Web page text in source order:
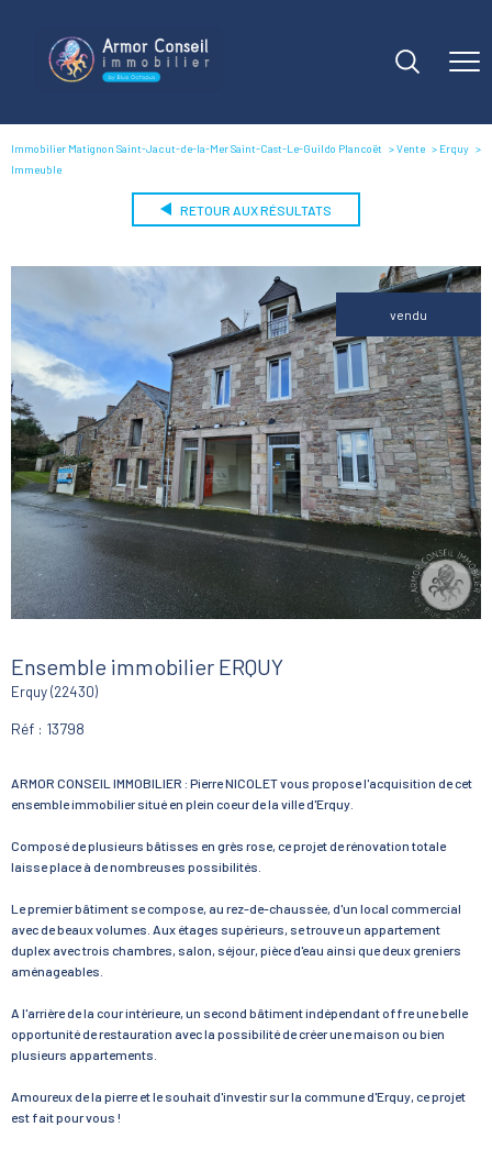
Immobilier Matignon Saint-Jacut-de-la-Mer Saint-Cast-Le-Guildo Plancoët Vente
Erquy
Immeuble
RETOUR AUX RÉSULTATS
vendu
Ensemble immobilier ERQUY
Erquy (22430)
Réf : 13798
ARMOR CONSEIL IMMOBILIER : Pierre NICOLET vous propose l'acquisition de cet
ensemble immobilier situé en plein coeur de la ville d'Erquy.
Composé de plusieurs bâtisses en grès rose, ce projet de rénovation totale
laisse place à de nombreuses possibilités.
Le premier bâtiment se compose, au rez-de-chaussée, d'un local commercial
avec de beaux volumes. Aux étages supérieurs, se trouve un appartement
duplex avec trois chambres, salon, séjour, pièce d'eau ainsi que deux greniers
aménageables.
A l'arrière de la cour intérieure, un second bâtiment indépendant offre une belle
opportunité de restauration avec la possibilité de créer une maison ou bien
plusieurs appartements.
Amoureux de la pierre et le souhait d'investir sur la commune d'Erquy, ce projet
est fait pour vous !